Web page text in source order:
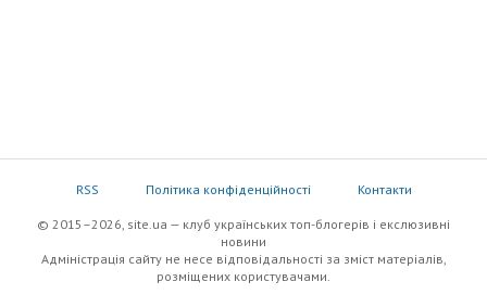
RSS Політика конфіденційності Контакти
© 2015–2026, site.ua — клуб українських топ-блогерів i екслюзивнi
новини
Адміністрація сайту не несе відповідальності за зміст матеріалів,
розміщених користувачами.